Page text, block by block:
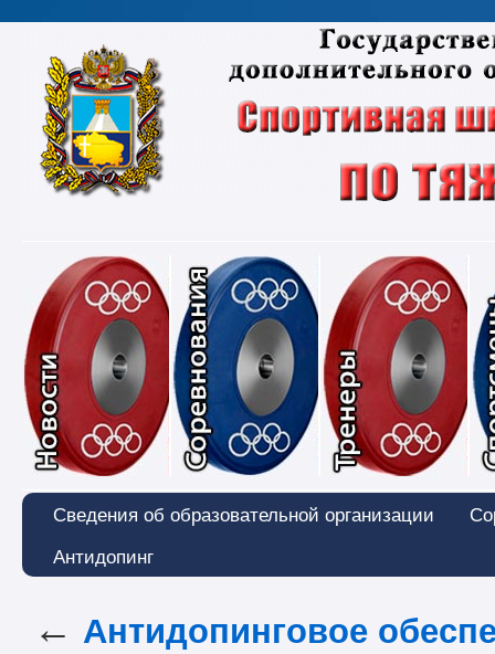
Новости Соревнования
Сведения об образовательной организации
Антидопинг
← Антидопинговое